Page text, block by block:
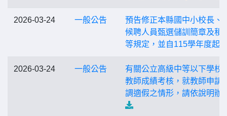
2026-03-24 一般公告
預告修正本縣國中小校長、
候聘人員甄選儲訓簡章及積
等規定，並自115學年度起
2026-03-24 一般公告
有關公立高級中等以下學校
教師成績考核，就教師申請
調適假之情形，請依說明辦